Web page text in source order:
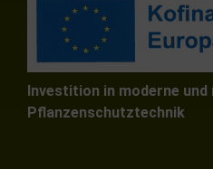
Investition in moderne
Pflanzenschutztechnik